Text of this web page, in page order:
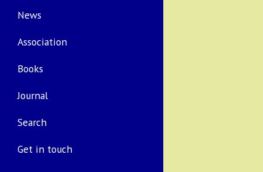
News
Association
Books
Journal
Search
Get in touch